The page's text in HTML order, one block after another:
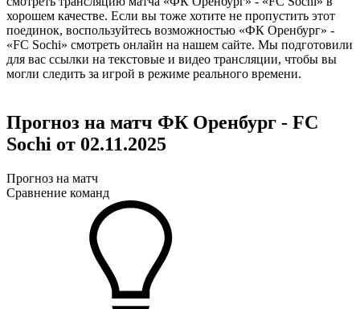
хорошем качестве. Если вы тоже хотите не пропустить этот
поединок, воспользуйтесь возможностью «ФК Оренбург» -
«FC Sochi» смотреть онлайн на нашем сайте. Мы подготовили
для вас ссылки на текстовые и видео трансляции, чтобы вы
могли следить за игрой в режиме реального времени.
Прогноз на матч ФК Оренбург - FC
Sochi от 02.11.2025
Прогноз на матч
Сравнение команд